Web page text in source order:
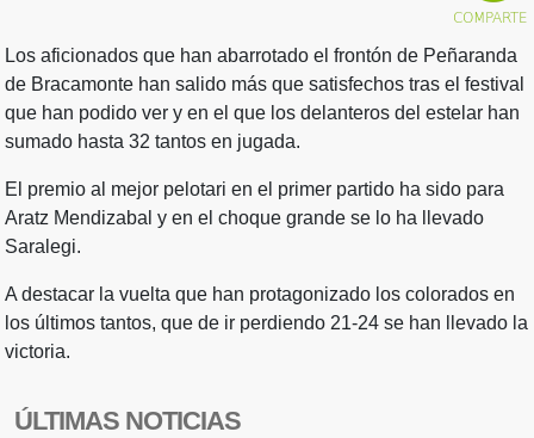
Los aficionados que han abarrotado el frontón de Peñaranda
de Bracamonte han salido más que satisfechos tras el festival
que han podido ver y en el que los delanteros del estelar han
sumado hasta 32 tantos en jugada.
El premio al mejor pelotari en el primer partido ha sido para
Aratz Mendizabal y en el choque grande se lo ha llevado
Saralegi.
A destacar la vuelta que han protagonizado los colorados en
los últimos tantos, que de ir perdiendo 21-24 se han llevado la
victoria.
ÚLTIMAS NOTICIAS